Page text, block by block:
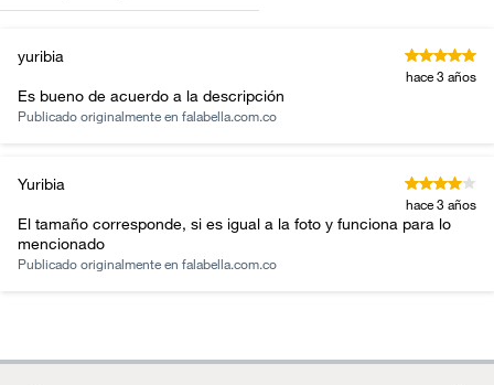
yuribia
hace 3 años
Es bueno de acuerdo a la descripción
Publicado originalmente en falabella.com.co
Yuribia
hace 3 años
El tamaño corresponde, si es igual a la foto y funciona para lo
mencionado
Publicado originalmente en falabella.com.co